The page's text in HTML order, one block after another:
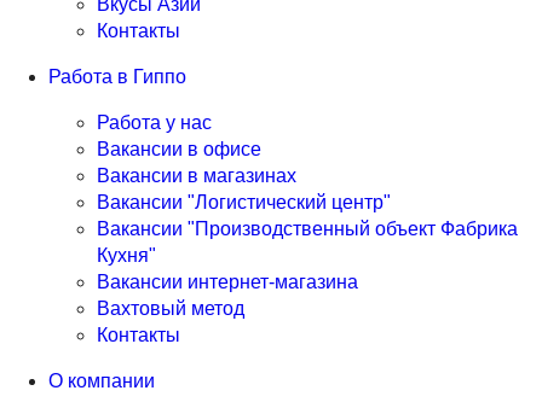
Контакты
Работа в Гиппо
Работа у нас
Вакансии в офисе
Вакансии в магазинах
Вакансии "Логистический центр"
Вакансии "Производственный объект Фабрика
Кухня"
Вакансии интернет-магазина
Вахтовый метод
Контакты
О компании